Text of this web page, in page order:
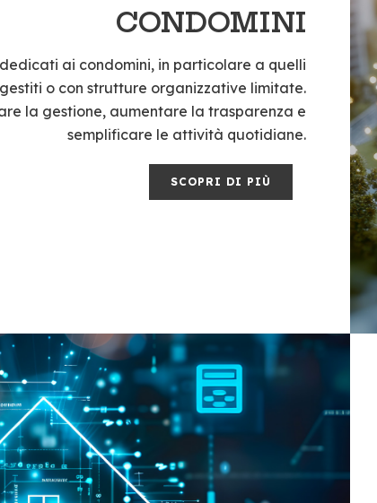
CONDOMINI
ai condomini, in particolare a quelli
o con strutture organizzative limitate.
la gestione, aumentare la trasparenza e
semplificare le attività quotidiane.
SCOPRI DI PIÙ